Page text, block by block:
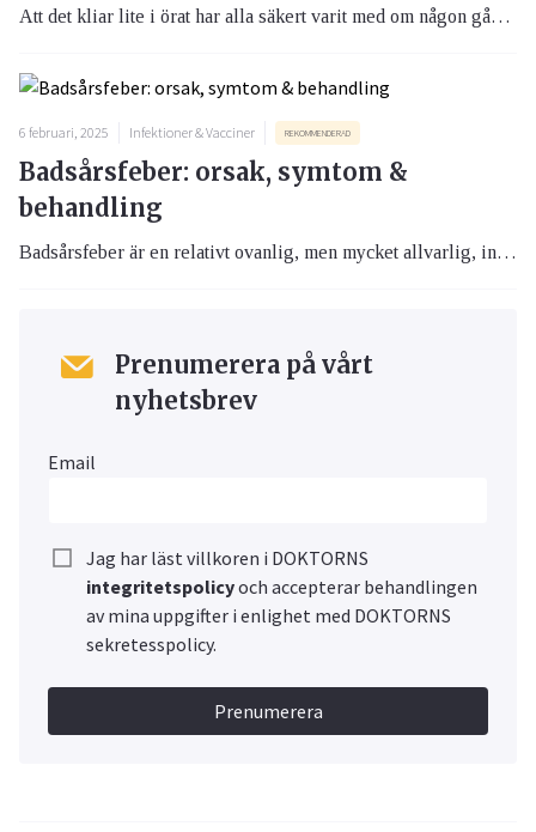
Att det kliar lite i örat har alla säkert varit med om någon gång. Men irriterande klåda och kanske till och med smärta från hörselgången kan faktiskt vara tecken på en inflammation.
6 februari, 2025 Infektioner & Vacciner REKOMMENDERAD
Badsårsfeber: orsak, symtom &
behandling
Badsårsfeber är en relativt ovanlig, men mycket allvarlig, infektion. Risken ökar under varma somrar, och mycket talar för att vi i år kommer att se många fall. I artikeln får du tips om vad du ska vara uppmärksam på för att undvika sjukdomen.
Prenumerera på vårt
nyhetsbrev
Email
Jag har läst villkoren i DOKTORNS
integritetspolicyoch accepterar behandlingen
av mina uppgifter i enlighet med DOKTORNS
sekretesspolicy.
Prenumerera